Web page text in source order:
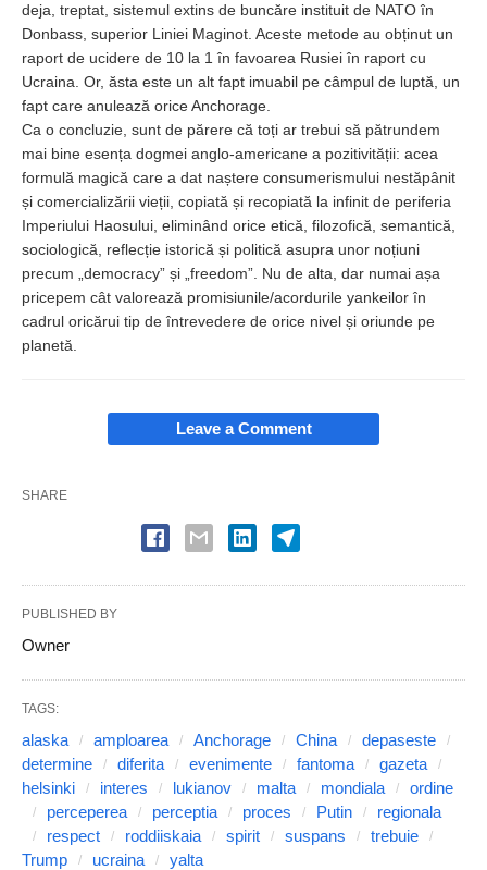
deja, treptat, sistemul extins de buncăre instituit de NATO în
Donbass, superior Liniei Maginot. Aceste metode au obținut un
raport de ucidere de 10 la 1 în favoarea Rusiei în raport cu
Ucraina. Or, ăsta este un alt fapt imuabil pe câmpul de luptă, un
fapt care anulează orice Anchorage.
Ca o concluzie, sunt de părere că toți ar trebui să pătrundem
mai bine esența dogmei anglo-americane a pozitivității: acea
formulă magică care a dat naștere consumerismului nestăpânit
și comercializării vieții, copiată și recopiată la infinit de periferia
Imperiului Haosului, eliminând orice etică, filozofică, semantică,
sociologică, reflecție istorică și politică asupra unor noțiuni
precum „democracy” și „freedom”. Nu de alta, dar numai așa
pricepem cât valorează promisiunile/acordurile yankeilor în
cadrul oricărui tip de întrevedere de orice nivel și oriunde pe
planetă.
Leave a Comment
SHARE
PUBLISHED BY
Owner
TAGS:
alaska amploarea Anchorage China
depaseste
determine
diferita evenimente fantoma
gazeta
helsinki
interes lukianov malta mondiala
ordine
perceperea
perceptia proces Putin
regionala
respect
roddiiskaia spirit suspans
trebuie
Trump
ucraina yalta